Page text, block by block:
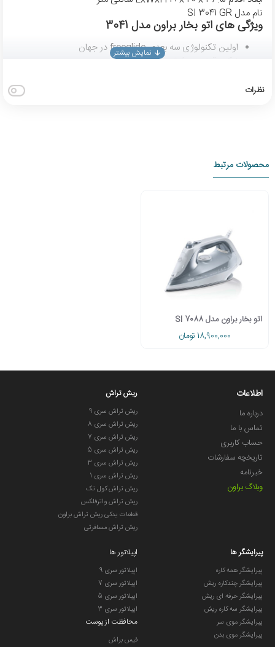
نام مدل SI 3041 GR
ویژگی های اتو بخار براون مدل 3041
اولین تکنولوژی سه بعدی freeglide در جهان
نوک دقیق و پوشش سوپرسرامیک
نظرات
محصولات مرتبط
اتو بخار براون مدل SI 7088
18,900,000 تومان
اطلاعات
درباره ما
تماس با ما
حساب کاربری
تاریخچه سفارشات
خبرنامه
وبلاگ براون
ریش تراش
ریش تراش سری 9
ریش تراش سری 8
ریش تراش سری 7
ریش تراش سری 5
ریش تراش سری 3
ریش تراش سری 1
ریش تراش کول تک
ریش تراش واترفلکس
قطعات یدکی ریش تراش براون
ریش تراش مسافرتی
پیرایشگر ها
پیرایشگر همه کاره
پیرایشگر چندکاره ریش
پیرایشگر حرفه ای ریش
پیرایشگر سه کاره ریش
پیرایشگر موی سر
پیرایشگر موی بدن
اپیلاتور ها
اپیلاتور سری 9
اپیلاتور سری 7
اپیلاتور سری 5
اپیلاتور سری 3
محافظت از پوست
فیس براش